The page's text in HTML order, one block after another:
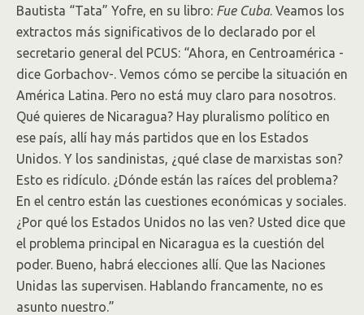
Bautista “Tata” Yofre, en su libro: Fue Cuba. Veamos los
extractos más significativos de lo declarado por el
secretario general del PCUS: “Ahora, en Centroamérica -
dice Gorbachov-. Vemos cómo se percibe la situación en
América Latina. Pero no está muy claro para nosotros.
Qué quieres de Nicaragua? Hay pluralismo político en
ese país, allí hay más partidos que en los Estados
Unidos. Y los sandinistas, ¿qué clase de marxistas son?
Esto es ridículo. ¿Dónde están las raíces del problema?
En el centro están las cuestiones económicas y sociales.
¿Por qué los Estados Unidos no las ven? Usted dice que
el problema principal en Nicaragua es la cuestión del
poder. Bueno, habrá elecciones allí. Que las Naciones
Unidas las supervisen. Hablando francamente, no es
asunto nuestro.”